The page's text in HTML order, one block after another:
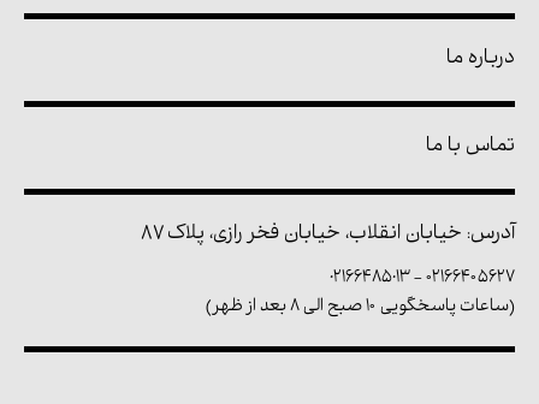
درباره ما
تماس با ما
آدرس: خیابان انقلاب، خیابان فخر رازی، پلاک ۸۷
۰۲۱۶۶۴۰۵۶۲۷-
02166485013
(ساعات پاسخگویی ۱۰ صبح الی ۸ بعد از ظهر)